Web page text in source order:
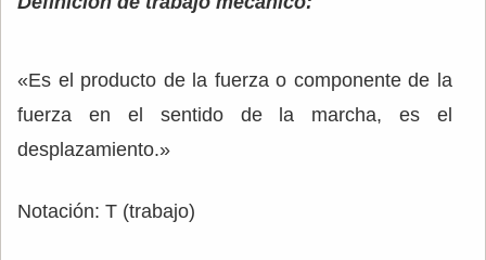
«Es el producto de la fuerza o componente de la
fuerza en el sentido de la marcha, es el
desplazamiento.»
Notación: T (trabajo)